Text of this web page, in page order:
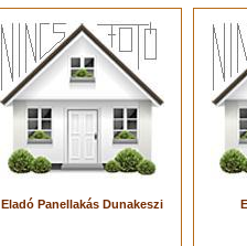
Eladó Panellakás Dunakeszi